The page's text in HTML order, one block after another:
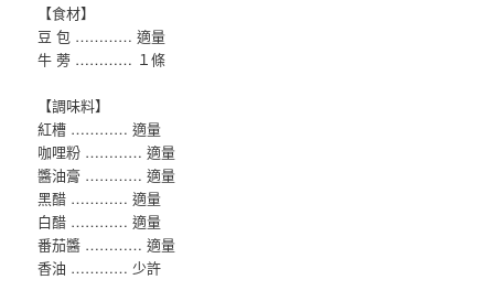
【食材】
豆 包 ………… 適量
牛 蒡 ………… １條
【調味料】
紅槽 ………… 適量
咖哩粉 ………… 適量
醬油膏 ………… 適量
黑醋 ………… 適量
白醋 ………… 適量
番茄醬 ………… 適量
香油 ………… 少許